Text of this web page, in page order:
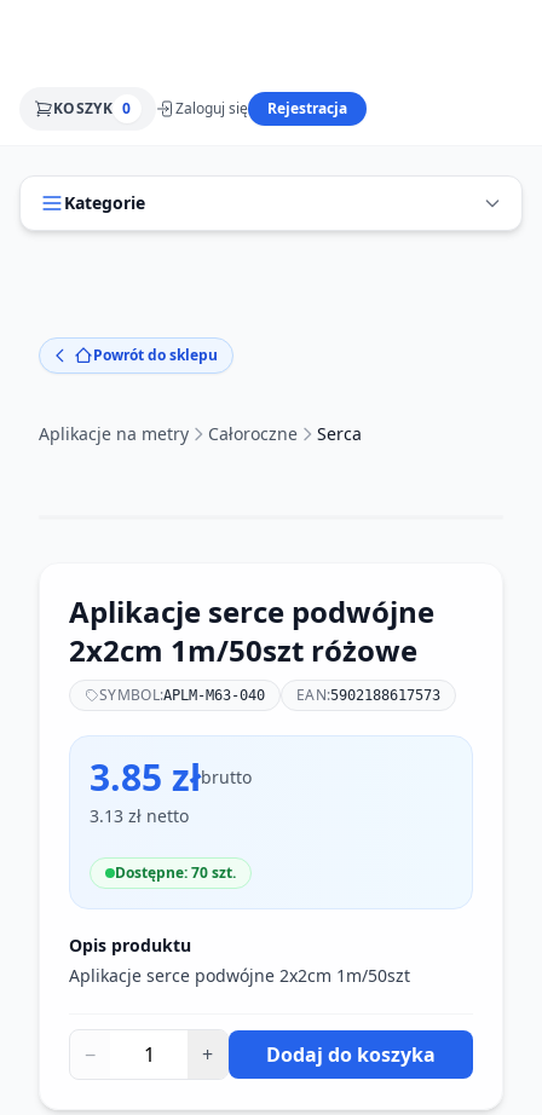
KOSZYK 0 Zaloguj się Rejestracja
Kategorie
Powrót do sklepu
Aplikacje na metry Całoroczne Serca
Aplikacje serce podwójne
2x2cm 1m/50szt różowe
SYMBOL:APLM-M63-040 EAN:5902188617573
3.85 złbrutto
3.13 zł netto
Dostępne: 70 szt.
Opis produktu
Aplikacje serce podwójne 2x2cm 1m/50szt
− + Dodaj do koszyka